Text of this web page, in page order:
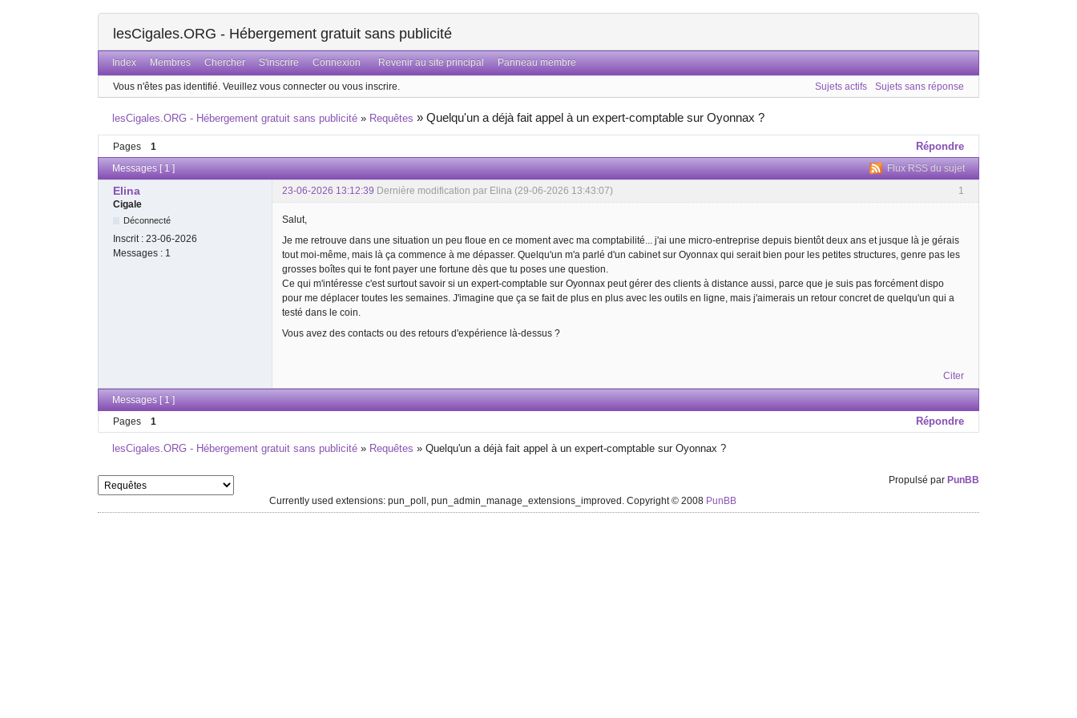
lesCigales.ORG - Hébergement gratuit sans publicité
Index Membres Chercher S'inscrire Connexion Revenir au site principal Panneau membre
Vous n'êtes pas identifié. Veuillez vous connecter ou vous inscrire. Sujets actifs Sujets sans réponse
lesCigales.ORG - Hébergement gratuit sans publicité » Requêtes »Quelqu'un a déjà fait appel à un expert-comptable sur Oyonnax ?
Pages 1 Répondre
Flux RSS du sujet
Messages [ 1 ]
1
Elina 23-06-2026 13:12:39 Dernière modification par Elina (29-06-2026 13:43:07)
Cigale
Déconnecté
Inscrit : 23-06-2026
Messages : 1
Salut,
Je me retrouve dans une situation un peu floue en ce moment avec ma comptabilité... j'ai une micro-entreprise depuis bientôt deux ans et jusque là je gérais
tout moi-même, mais là ça commence à me dépasser. Quelqu'un m'a parlé d'un cabinet sur Oyonnax qui serait bien pour les petites structures, genre pas les
grosses boîtes qui te font payer une fortune dès que tu poses une question.
Ce qui m'intéresse c'est surtout savoir si un expert-comptable sur Oyonnax peut gérer des clients à distance aussi, parce que je suis pas forcément dispo
pour me déplacer toutes les semaines. J'imagine que ça se fait de plus en plus avec les outils en ligne, mais j'aimerais un retour concret de quelqu'un qui a
testé dans le coin.
Vous avez des contacts ou des retours d'expérience là-dessus ?
Citer
Messages [ 1 ]
Pages
1 Répondre
lesCigales.ORG - Hébergement gratuit sans publicité » Requêtes »Quelqu'un a déjà fait appel à un expert-comptable sur Oyonnax ?
Propulsé par PunBB
Currently used extensions: pun_poll, pun_admin_manage_extensions_improved. Copyright © 2008 PunBB